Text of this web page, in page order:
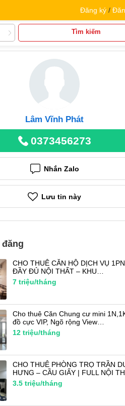
Đăng ký /
Tìm kiếm
Lâm Vĩnh Phát
0373456273
Nhắn Zalo
Lưu tin này
CHO THUÊ CĂN HỘ DỊCH VỤ
ĐẦY ĐỦ NỘI THẤT – KHU…
7 triệu/tháng
Cho thuê Căn Chung cư mini
đồ cực VIP, Ngõ rộng View…
12 triệu/tháng
CHO THUÊ PHÒNG TRỌ TRẦN
HƯNG – CẦU GIẤY | FULL NỘI
3.5 triệu/tháng